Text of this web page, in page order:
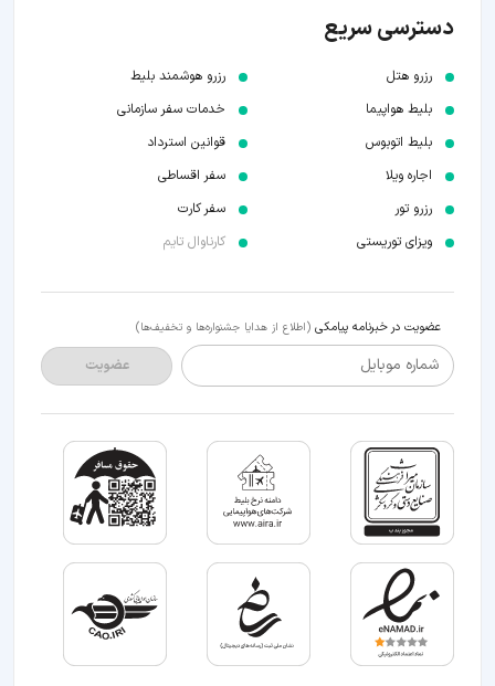
دسترسی سریع
رزرو هتل
بلیط هواپیما
بلیط اتوبوس
اجاره ویلا
رزرو تور
ویزای توریستی
رزرو هوشمند بلیط
خدمات سفر سازمانی
قوانین استرداد
سفر اقساطی
سفر کارت
کارناوال تایم
عضویت در خبرنامه پیامکی (اطلاع از هدایا جشنواره‌ها و تخفیف‌ها)
شماره موبایل عضویت